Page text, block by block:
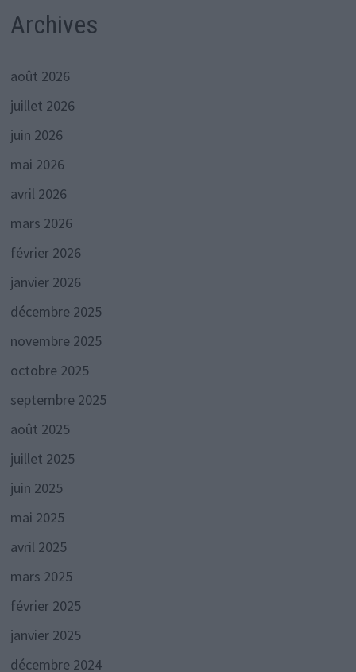
Archives
août 2026
juillet 2026
juin 2026
mai 2026
avril 2026
mars 2026
février 2026
janvier 2026
décembre 2025
novembre 2025
octobre 2025
septembre 2025
août 2025
juillet 2025
juin 2025
mai 2025
avril 2025
mars 2025
février 2025
janvier 2025
décembre 2024